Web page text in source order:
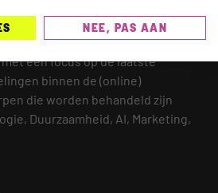
kennisplatform voor de
een focus op de laatste
binnen de (online)
die worden behandeld zijn
Duurzaamheid, AI, Marketing,
NEE, PAS AAN